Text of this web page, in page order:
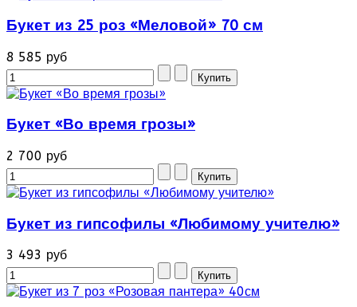
Букет из 25 роз «Меловой» 70 см
8 585 руб
Букет «Во время грозы»
2 700 руб
Букет из гипсофилы «Любимому учителю»
3 493 руб